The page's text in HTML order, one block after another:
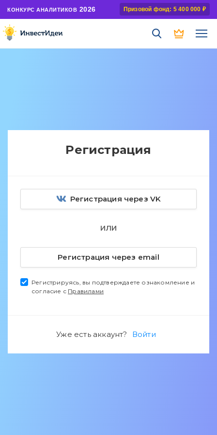
КОНКУРС АНАЛИТИКОВ 2026 Призовой фонд: 5 400 000 ₽
Регистрация
Регистрация через VK
ИЛИ
Регистрация через email
Регистрируясь, вы подтверждаете ознакомление и
согласие с Правилами
Уже есть аккаунт? Войти